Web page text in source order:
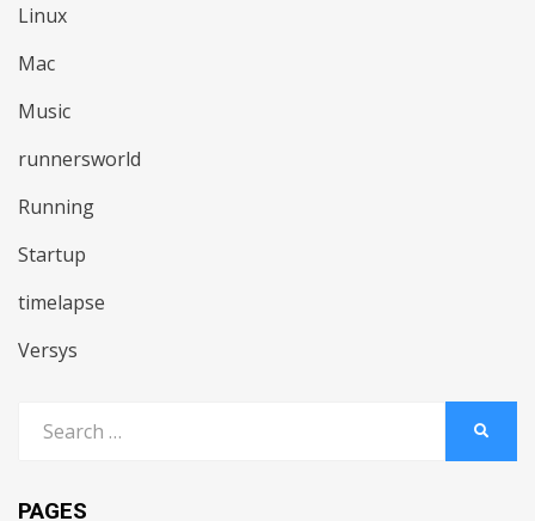
Linux
Mac
Music
runnersworld
Running
Startup
timelapse
Versys
for:
PAGES